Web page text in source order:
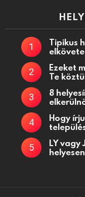
Tipikus
Ezeket
Te
8
Hogy
LY vagy